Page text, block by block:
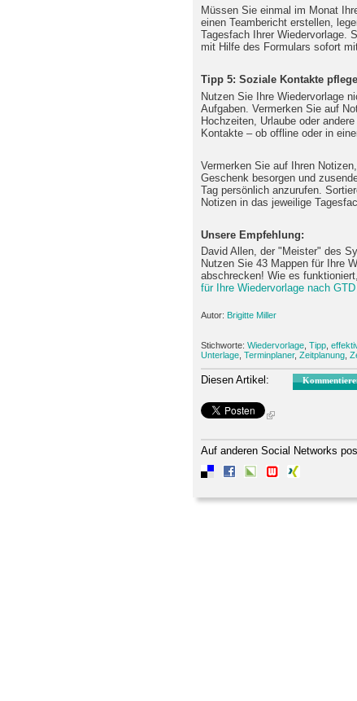
Müssen Sie einmal im Monat
einen Teambericht erstellen,
Tagesfach Ihrer Wiedervorlage.
mit Hilfe des Formulars sofort
Tipp 5: Soziale Kontakte
Nutzen Sie Ihre Wiedervorlage
Aufgaben. Vermerken Sie auf
Hochzeiten, Urlaube oder
Kontakte – ob offline oder in
Vermerken Sie auf Ihren
Geschenk besorgen und
Tag persönlich anzurufen.
Notizen in das jeweilige
Unsere Empfehlung:
David Allen, der "Meister" des
Nutzen Sie 43 Mappen für Ihre
abschrecken! Wie es
für Ihre Wiedervorlage nach GTD
Autor: Brigitte Miller
Stichworte: Wiedervorlage Tipp
Unterlage Terminplaner, Zeitplanung
Diesen Artikel:
Auf anderen Social Networks